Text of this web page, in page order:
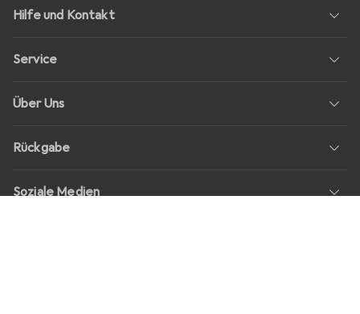
Hilfe und Kontakt
Service
Über Uns
Rückgabe
Soziale Medien